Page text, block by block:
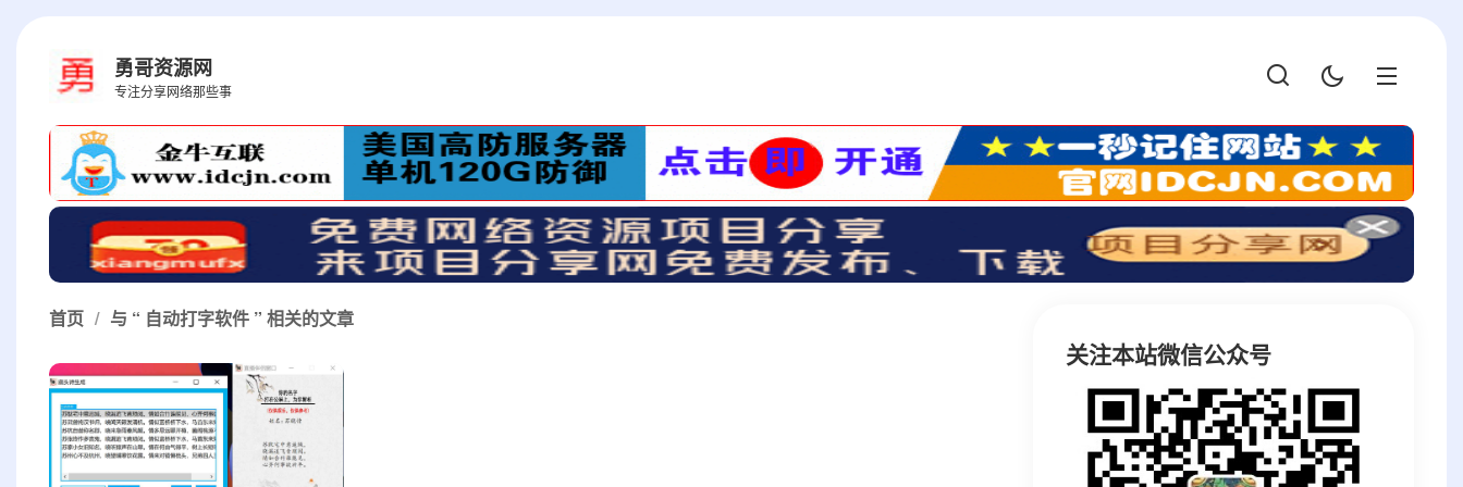
勇哥资源网
专注分享网络那些事
首页 / 与 “ 自动打字软件 ” 相关的文章
关注本站微信公众号